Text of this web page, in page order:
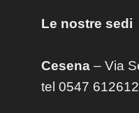
Le nostre sedi
Cesena– Via
tel 0547